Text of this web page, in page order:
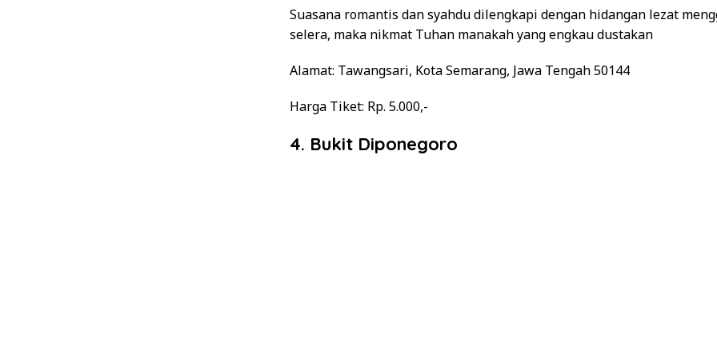
Suasana romantis dan syahdu dilengkapi dengan hidangan lezat
selera, maka nikmat Tuhan manakah yang engkau dustakan
Alamat: Tawangsari, Kota Semarang, Jawa Tengah 50144
Harga Tiket: Rp. 5.000,-
4. Bukit Diponegoro